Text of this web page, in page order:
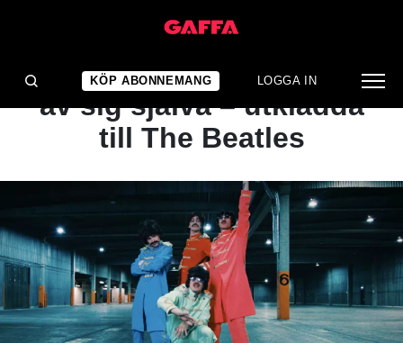
KÖP ABONNEMANG LOGGA IN
NYHET
Hov1 driver med bilden
av sig själva – utklädda
till The Beatles